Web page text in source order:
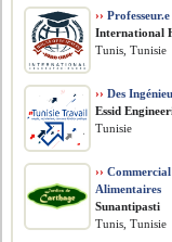
››
International
Tunis, Tunisie
›› Des
Essid
Tunisie
››
Alimentaires
Sunantipasti
Tunis, Tunisie